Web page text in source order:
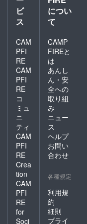
ビ
ス
CAM
PFI
RE
CAM
PFI
RE
コ
ミュ
ニ
ティ
CAM
PFI
RE
Crea
tion
CAM
PFI
RE
for
Soci
につい
て
CAMP
FIREと
は
あんし
ん・安
全への
取り組
み
ニュー
ス
ヘルプ
お問い
合わせ
各種規定
利用規
約
細則
プライ